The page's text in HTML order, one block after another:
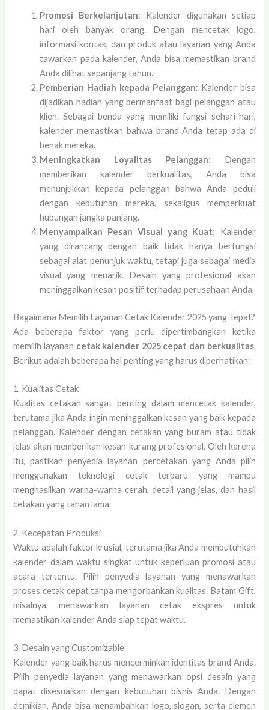
Promosi Berkelanjutan: Kalender digunakan setiap
hari oleh banyak orang. Dengan mencetak logo,
informasi kontak, dan produk atau layanan yang Anda
tawarkan pada kalender, Anda bisa memastikan brand
Anda dilihat sepanjang tahun.
Pemberian Hadiah kepada Pelanggan: Kalender bisa
dijadikan hadiah yang bermanfaat bagi pelanggan atau
klien. Sebagai benda yang memiliki fungsi sehari-hari,
kalender memastikan bahwa brand Anda tetap ada di
benak mereka.
Meningkatkan Loyalitas Pelanggan: Dengan
memberikan kalender berkualitas, Anda bisa
menunjukkan kepada pelanggan bahwa Anda peduli
dengan kebutuhan mereka, sekaligus memperkuat
hubungan jangka panjang.
Menyampaikan Pesan Visual yang Kuat: Kalender
yang dirancang dengan baik tidak hanya berfungsi
sebagai alat penunjuk waktu, tetapi juga sebagai media
visual yang menarik. Desain yang profesional akan
meninggalkan kesan positif terhadap perusahaan Anda.
Bagaimana Memilih Layanan Cetak Kalender 2025 yang Tepat?
Ada beberapa faktor yang perlu dipertimbangkan ketika
memilih layanan cetak kalender 2025 cepat dan berkualitas.
Berikut adalah beberapa hal penting yang harus diperhatikan:
1. Kualitas Cetak
Kualitas cetakan sangat penting dalam mencetak kalender,
terutama jika Anda ingin meninggalkan kesan yang baik kepada
pelanggan. Kalender dengan cetakan yang buram atau tidak
jelas akan memberikan kesan kurang profesional. Oleh karena
itu, pastikan penyedia layanan percetakan yang Anda pilih
menggunakan teknologi cetak terbaru yang mampu
menghasilkan warna-warna cerah, detail yang jelas, dan hasil
cetakan yang tahan lama.
2. Kecepatan Produksi
Waktu adalah faktor krusial, terutama jika Anda membutuhkan
kalender dalam waktu singkat untuk keperluan promosi atau
acara tertentu. Pilih penyedia layanan yang menawarkan
proses cetak cepat tanpa mengorbankan kualitas. Batam Gift,
misalnya, menawarkan layanan cetak ekspres untuk
memastikan kalender Anda siap tepat waktu.
3. Desain yang Customizable
Kalender yang baik harus mencerminkan identitas brand Anda.
Pilih penyedia layanan yang menawarkan opsi desain yang
dapat disesuaikan dengan kebutuhan bisnis Anda. Dengan
demikian, Anda bisa menambahkan logo, slogan, serta elemen